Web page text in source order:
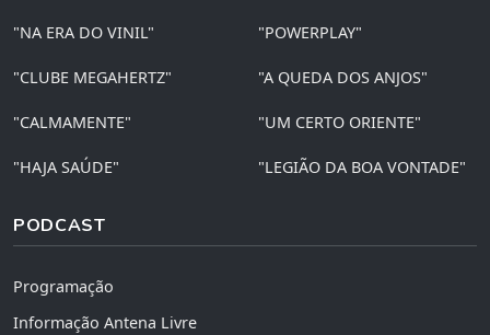
"NA ERA DO VINIL" "POWERPLAY"
"CLUBE MEGAHERTZ" "A QUEDA DOS ANJOS"
"CALMAMENTE" "UM CERTO ORIENTE"
"HAJA SAÚDE" "LEGIÃO DA BOA VONTADE"
PODCAST
Programação
Informação Antena Livre